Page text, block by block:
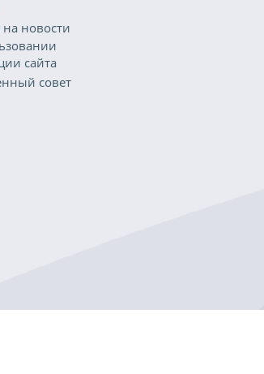
новости
сайта
совет